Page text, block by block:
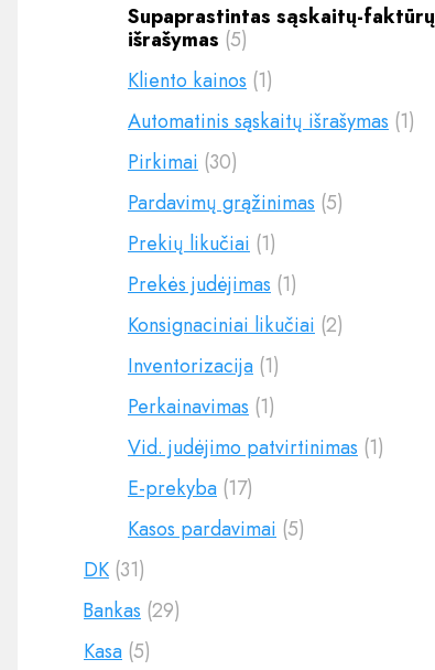
Supaprastintas sąskaitų-faktūrų
išrašymas (5)
Kliento kainos (1)
Automatinis sąskaitų išrašymas (1)
Pirkimai (30)
Pardavimų grąžinimas (5)
Prekių likučiai (1)
Prekės judėjimas (1)
Konsignaciniai likučiai (2)
Inventorizacija (1)
Perkainavimas (1)
Vid. judėjimo patvirtinimas (1)
E-prekyba (17)
Kasos pardavimai (5)
DK (31)
Bankas (29)
Kasa (5)